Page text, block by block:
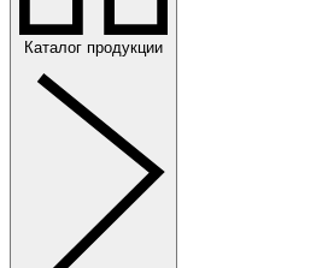
Каталог продукции